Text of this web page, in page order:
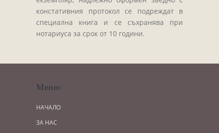
констативния протокол се подреждат в
специална книга и се съхранява при
нотариуса за срок от 10 години.
Меню
НАЧАЛО
ЗА НАС